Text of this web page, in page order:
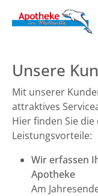
Unsere
Mit unserer
attraktives
Hier finden Sie
Leistungsvorteile:
Wir erfassen
Apotheke
Am